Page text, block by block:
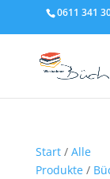
0611 341
Start/ Alle
Produkte/